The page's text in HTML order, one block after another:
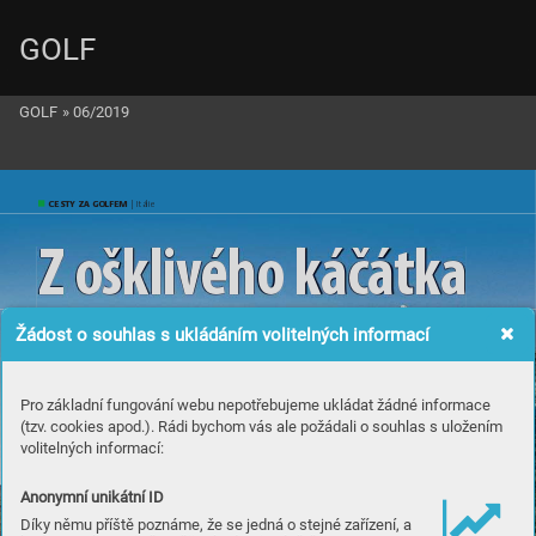
Žádost o souhlas s ukládáním volitelných informací
Pro základní fungování webu nepotřebujeme ukládat žádné informace
(tzv. cookies apod.). Rádi bychom vás ale požádali o souhlas s uložením
volitelných informací:
Anonymní unikátní ID
Díky němu příště poznáme, že se jedná o stejné zařízení, a
Z ošklivého káčátka
krásnou labutí
CESTY ZA GOLFEM | Itálie
GOLF
GOLF » 06/2019